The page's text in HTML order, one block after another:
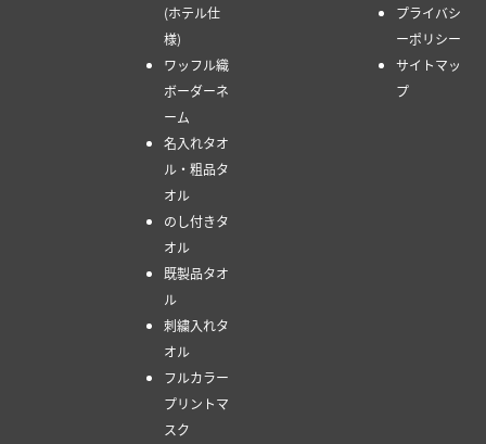
(ホテル仕
様)
ワッフル織
ボーダーネ
ーム
名入れタオ
ル・粗品タ
オル
のし付きタ
オル
既製品タオ
ル
刺繍入れタ
オル
フルカラー
プリントマ
スク
プライバシ
ーポリシー
サイトマッ
プ